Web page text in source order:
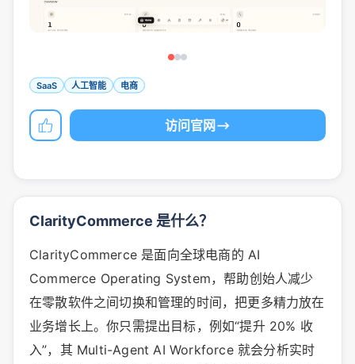
SaaS 人工智能 电商
访问官网
ClarityCommerce 是什么？
ClarityCommerce 是面向全球电商的 AI
Commerce Operating System，帮助创始人减少
在零散软件之间切换和管理的时间，把更多精力放在
业务增长上。你只需提出目标，例如“提升 20% 收
入”，其 Multi-Agent AI Workforce 就会分析实时